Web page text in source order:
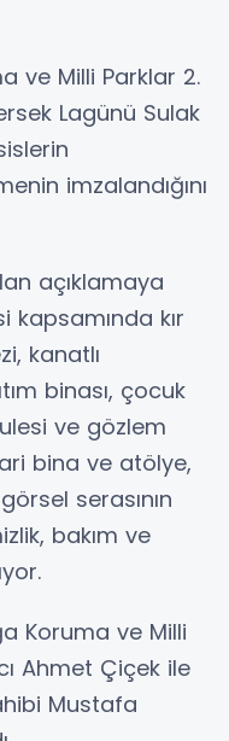
ve Milli Parklar 2.
Lagünü Sulak
imzalandığını
açıklamaya
kapsamında kır
kanatlı
binası, çocuk
ve gözlem
bina ve atölye,
serasının
bakım ve
Koruma ve Milli
Ahmet Çiçek ile
Mustafa